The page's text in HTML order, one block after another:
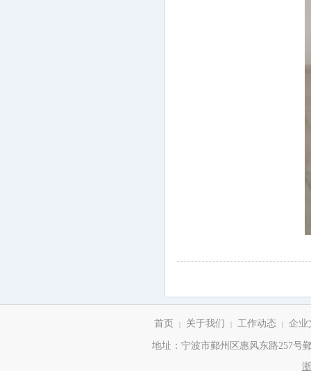
首页 | 关于我们 | 工作动态 | 企业
地址：宁波市鄞州区惠风东路257号